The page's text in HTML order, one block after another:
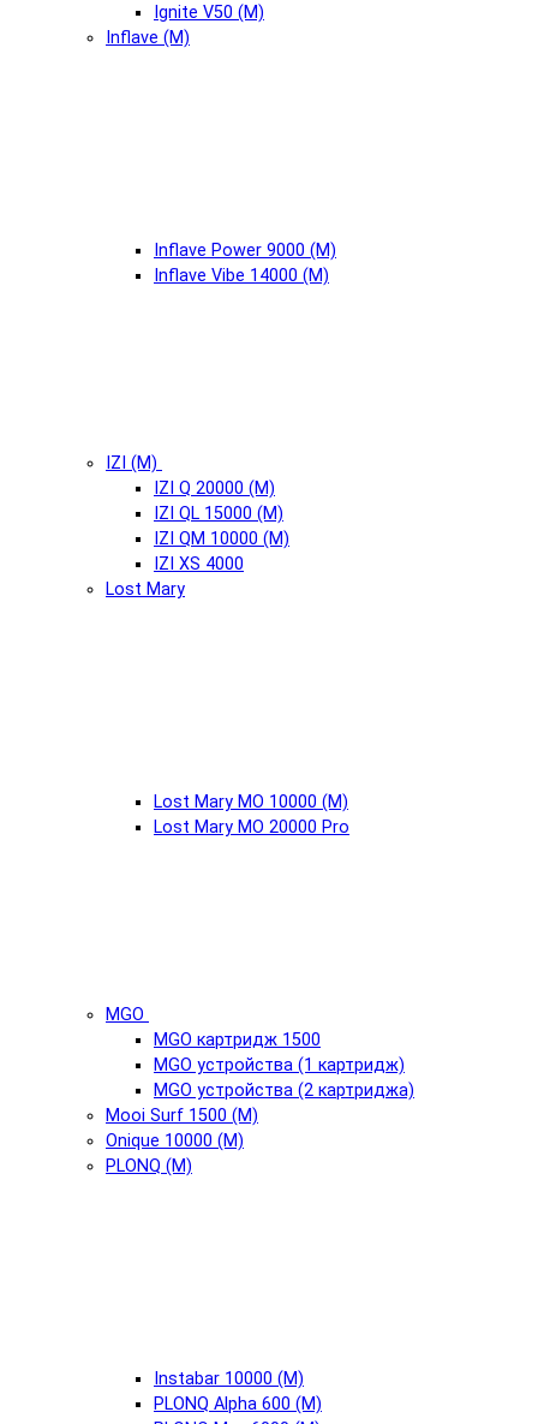
Ignite V50 (М)
Inflave (М)
Inflave Power 9000 (М)
Inflave Vibe 14000 (М)
IZI (М)
IZI Q 20000 (М)
IZI QL 15000 (М)
IZI QM 10000 (М)
IZI XS 4000
Lost Mary
Lost Mary MO 10000 (М)
Lost Mary MO 20000 Pro
MGO
MGO картридж 1500
MGO устройства (1 картридж)
MGO устройства (2 картриджа)
Mooi Surf 1500 (М)
Onique 10000 (М)
PLONQ (М)
Instabar 10000 (М)
PLONQ Alpha 600 (М)